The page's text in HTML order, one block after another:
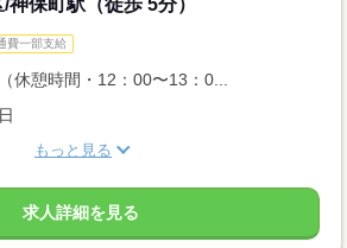
保町駅（徒歩 5分）
費一部支給
休憩時間・12：00〜13：0...
もっと見る
求人詳細を見る